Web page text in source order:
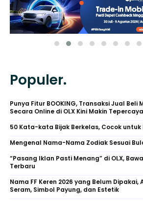
Populer.
Punya Fitur BOOKING, Transaksi Jual Beli
Secara Online di OLX Kini Makin Tepercaya
50 Kata-kata Bijak Berkelas, Cocok untuk
Mengenal Nama-Nama Zodiak Sesuai
“Pasang Iklan Pasti Menang” di OLX,
Terbaru
Nama FF Keren 2026 yang Belum
Seram, Simbol Payung, dan Estetik